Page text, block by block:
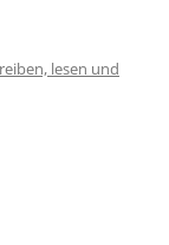
lesen und